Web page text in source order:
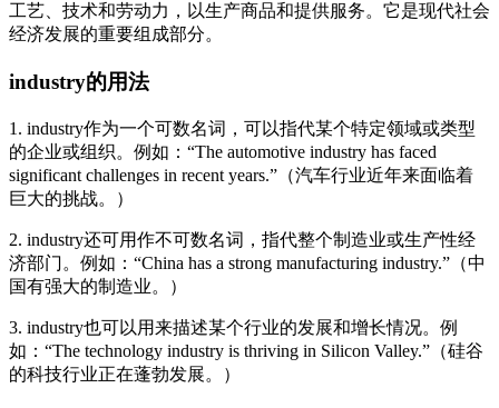
工艺、技术和劳动力，以生产商品和提供服务。它是现代社会
经济发展的重要组成部分。
industry的用法
1. industry作为一个可数名词，可以指代某个特定领域或类型
的企业或组织。例如：“The automotive industry has faced
significant challenges in recent years.”（汽车行业近年来面临着
巨大的挑战。）
2. industry还可用作不可数名词，指代整个制造业或生产性经
济部门。例如：“China has a strong manufacturing industry.”（中
国有强大的制造业。）
3. industry也可以用来描述某个行业的发展和增长情况。例
如：“The technology industry is thriving in Silicon Valley.”（硅谷
的科技行业正在蓬勃发展。）